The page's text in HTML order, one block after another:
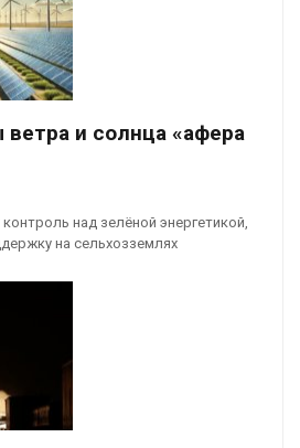
и солнца «афера
над зелёной энергетикой,
на сельхозземлях